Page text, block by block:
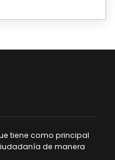
tiene como principal
de manera